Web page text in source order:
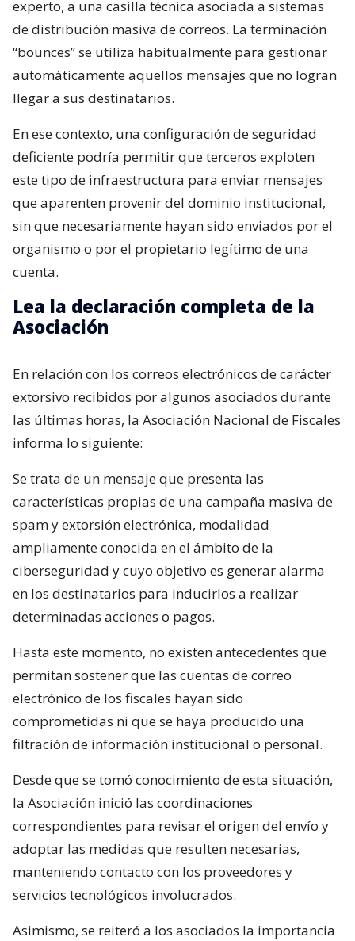
experto, a una casilla técnica asociada a sistemas
de distribución masiva de correos. La terminación
“bounces” se utiliza habitualmente para gestionar
automáticamente aquellos mensajes que no logran
llegar a sus destinatarios.
En ese contexto, una configuración de seguridad
deficiente podría permitir que terceros exploten
este tipo de infraestructura para enviar mensajes
que aparenten provenir del dominio institucional,
sin que necesariamente hayan sido enviados por el
organismo o por el propietario legítimo de una
cuenta.
Lea la declaración completa de la
Asociación
En relación con los correos electrónicos de carácter
extorsivo recibidos por algunos asociados durante
las últimas horas, la Asociación Nacional de Fiscales
informa lo siguiente:
Se trata de un mensaje que presenta las
características propias de una campaña masiva de
spam y extorsión electrónica, modalidad
ampliamente conocida en el ámbito de la
ciberseguridad y cuyo objetivo es generar alarma
en los destinatarios para inducirlos a realizar
determinadas acciones o pagos.
Hasta este momento, no existen antecedentes que
permitan sostener que las cuentas de correo
electrónico de los fiscales hayan sido
comprometidas ni que se haya producido una
filtración de información institucional o personal.
Desde que se tomó conocimiento de esta situación,
la Asociación inició las coordinaciones
correspondientes para revisar el origen del envío y
adoptar las medidas que resulten necesarias,
manteniendo contacto con los proveedores y
servicios tecnológicos involucrados.
Asimismo, se reiteró a los asociados la importancia